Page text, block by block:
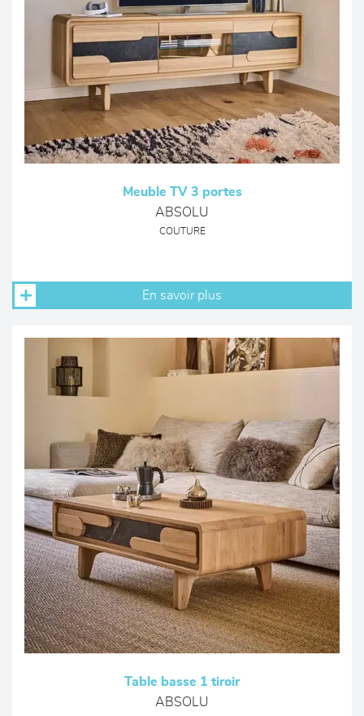
Meuble TV 3 portes
ABSOLU
COUTURE
En savoir plus
Table basse 1 tiroir
ABSOLU